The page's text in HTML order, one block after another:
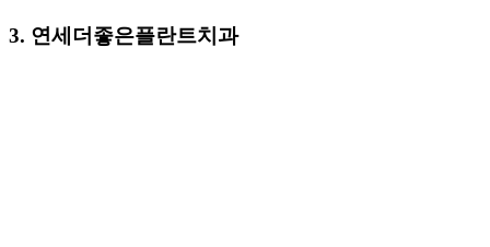
3. 연세더좋은플란트치과